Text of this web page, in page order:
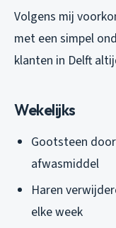
Volgens mij
met een simpel
klanten in Delft
Wekelijks
Gootsteen
afwasmiddel
Haren
elke week